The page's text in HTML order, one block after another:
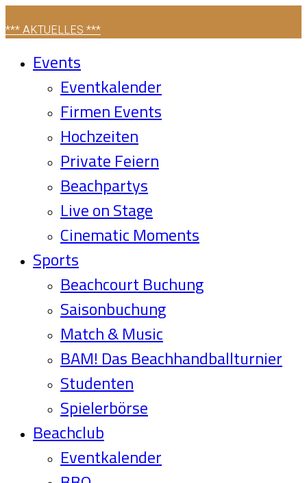
*** AKTUELLES ***
Events
Eventkalender
Firmen Events
Hochzeiten
Private Feiern
Beachpartys
Live on Stage
Cinematic Moments
Sports
Beachcourt Buchung
Saisonbuchung
Match & Music
BAM! Das Beachhandballturnier
Studenten
Spielerbörse
Beachclub
Eventkalender